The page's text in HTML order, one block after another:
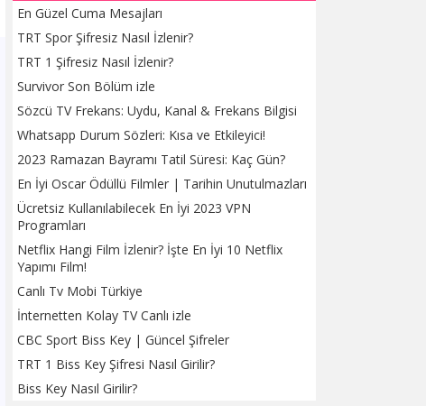
En Güzel Cuma Mesajları
TRT Spor Şifresiz Nasıl İzlenir?
TRT 1 Şifresiz Nasıl İzlenir?
Survivor Son Bölüm izle
Sözcü TV Frekans: Uydu, Kanal & Frekans Bilgisi
Whatsapp Durum Sözleri: Kısa ve Etkileyici!
2023 Ramazan Bayramı Tatil Süresi: Kaç Gün?
En İyi Oscar Ödüllü Filmler | Tarihin Unutulmazları
Ücretsiz Kullanılabilecek En İyi 2023 VPN
Programları
Netflix Hangi Film İzlenir? İşte En İyi 10 Netflix
Yapımı Film!
Canlı Tv Mobi Türkiye
İnternetten Kolay TV Canlı izle
CBC Sport Biss Key | Güncel Şifreler
TRT 1 Biss Key Şifresi Nasıl Girilir?
Biss Key Nasıl Girilir?